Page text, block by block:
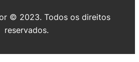
© 2023. Todos os direitos
reservados.